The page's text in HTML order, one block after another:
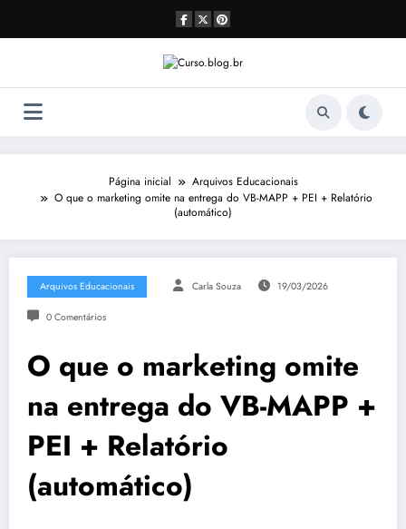
o
Página inicial
Arquivos Educacionais
O que o marketing omite na entrega do VB-MAPP + PEI + Relatório
(automático)
Arquivos Educacionais Carla Souza 19/03/2026
0 Comentários
O que o marketing omite
na entrega do VB-MAPP +
PEI + Relatório
(automático)